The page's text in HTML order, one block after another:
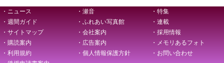
・ニュース ・瀬音
・特集
・週間ガイド
・ふれあい写真館
・連載
・サイトマップ
・会社案内
・採用情報
・購読案内
・広告案内
・メモリあるフォト
・利用規約
・個人情報保護方針
・お問い合わせ